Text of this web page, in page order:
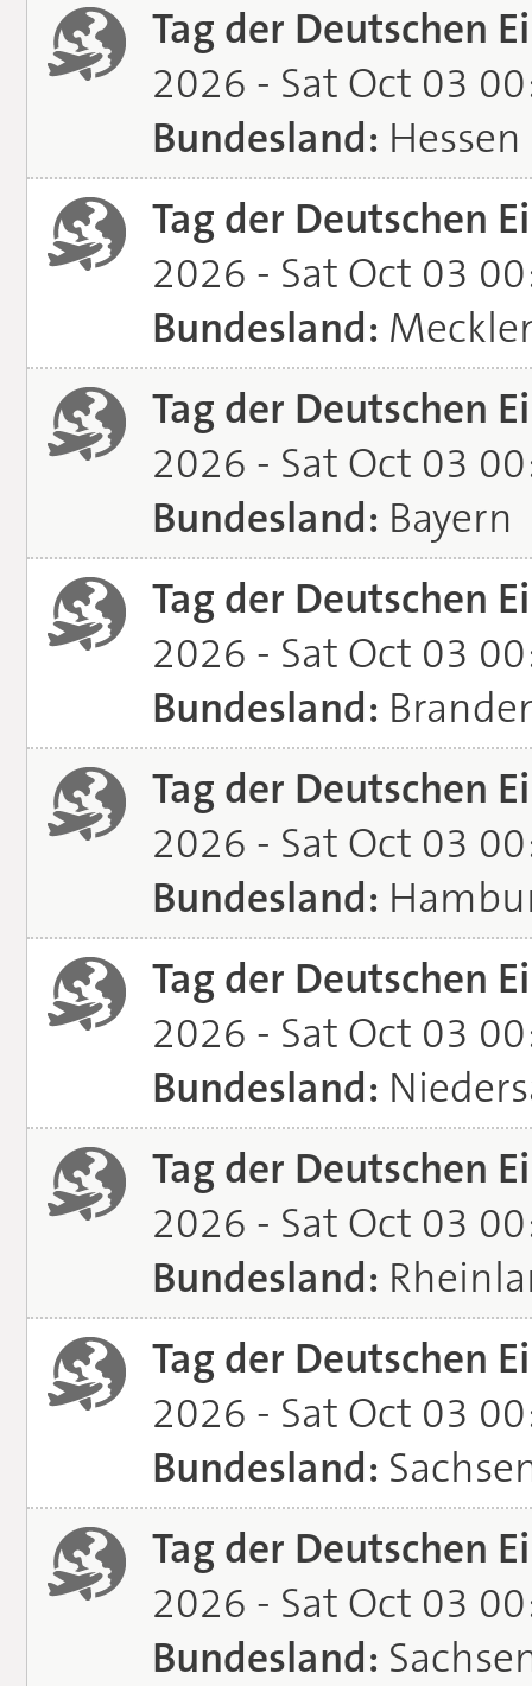
Tag der Deutschen
2026 - Sat Oct 03
Bundesland: Hessen
Tag der Deutschen
2026 - Sat Oct 03
Bundesland:
Tag der Deutschen
2026 - Sat Oct 03
Bundesland: Bayern
Tag der Deutschen
2026 - Sat Oct 03
Bundesland:
Tag der Deutschen
2026 - Sat Oct 03
Bundesland:
Tag der Deutschen
2026 - Sat Oct 03
Bundesland:
Tag der Deutschen
2026 - Sat Oct 03
Bundesland:
Tag der Deutschen
2026 - Sat Oct 03
Bundesland:
Tag der Deutschen
2026 - Sat Oct 03
Bundesland: